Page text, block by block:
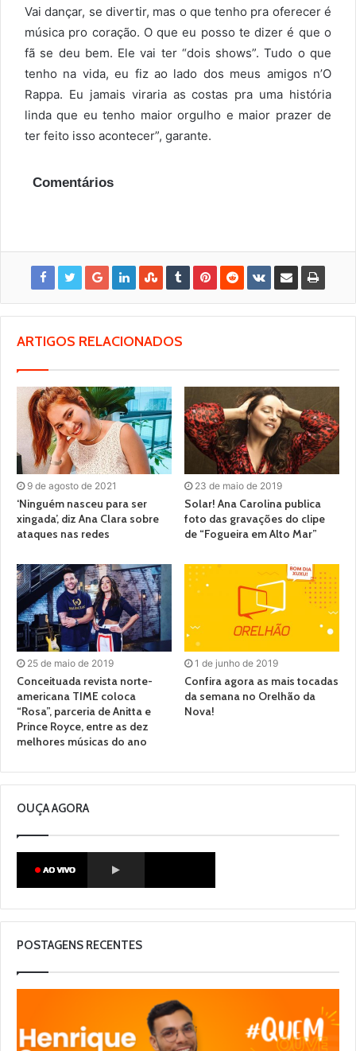
Vai dançar, se divertir, mas o que tenho pra oferecer é
música pro coração. O que eu posso te dizer é que o
fã se deu bem. Ele vai ter “dois shows”. Tudo o que
tenho na vida, eu fiz ao lado dos meus amigos n’O
Rappa. Eu jamais viraria as costas pra uma história
linda que eu tenho maior orgulho e maior prazer de
ter feito isso acontecer”, garante.
Comentários
ARTIGOS RELACIONADOS
9 de agosto de 2021
‘Ninguém nasceu para ser
xingada’, diz Ana Clara sobre
ataques nas redes
23 de maio de 2019
Solar! Ana Carolina publica
foto das gravações do clipe
de “Fogueira em Alto Mar”
25 de maio de 2019
Conceituada revista norte-
americana TIME coloca
“Rosa”, parceria de Anitta e
Prince Royce, entre as dez
melhores músicas do ano
1 de junho de 2019
Confira agora as mais tocadas
da semana no Orelhão da
Nova!
OUÇA AGORA
POSTAGENS RECENTES